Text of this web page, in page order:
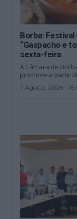
Borba:
“Gaspacho e
sexta-feira
A Câmara de
promove a partir
7 Agosto, 2026 -